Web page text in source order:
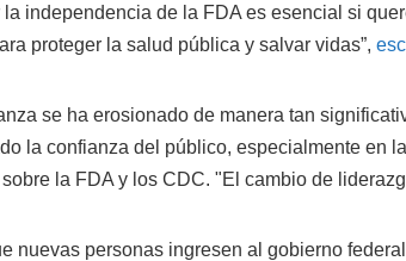
la independencia de la FDA es esencial si
proteger la salud pública y salvar vidas”,
se ha erosionado de manera tan
la confianza del público, especialmente en
la FDA y los CDC. "El cambio de
nuevas personas ingresen al gobierno